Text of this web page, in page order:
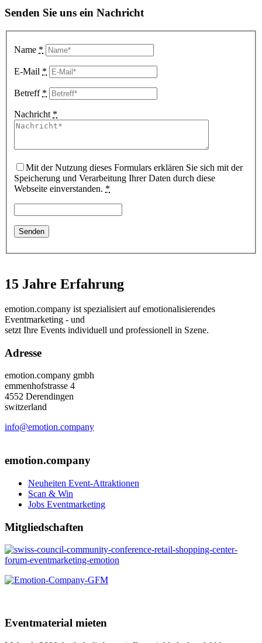
Senden Sie uns ein Nachricht
Name *
E-Mail *
Betreff *
Nachricht *
Mit der Nutzung dieses Formulars erklären Sie sich mit der
Speicherung und Verarbeitung Ihrer Daten durch diese
Webseite einverstanden. *
15 Jahre Erfahrung
emotion.company ist spezialisiert auf emotionalisierendes
Eventmarketing - und
setzt Ihre Events individuell und professionell in Szene.
Adresse
emotion.company gmbh
emmenhofstrasse 4
4552 Derendingen
switzerland
info@emotion.company
emotion.company
Neuheiten Event-Attraktionen
Scan & Win
Jobs Eventmarketing
Mitgliedschaften
Eventmaterial mieten